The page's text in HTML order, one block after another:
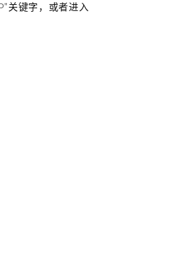
关键字，或者进入